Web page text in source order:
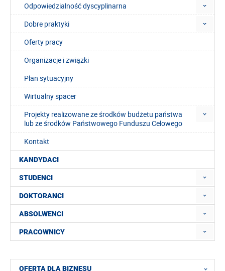
Odpowiedzialność dyscyplinarna
Dobre praktyki
Oferty pracy
Organizacje i związki
Plan sytuacyjny
Wirtualny spacer
Projekty realizowane ze środków budżetu państwa
lub ze środków Państwowego Funduszu Celowego
Kontakt
KANDYDACI
STUDENCI
DOKTORANCI
ABSOLWENCI
PRACOWNICY
OFERTA DLA BIZNESU